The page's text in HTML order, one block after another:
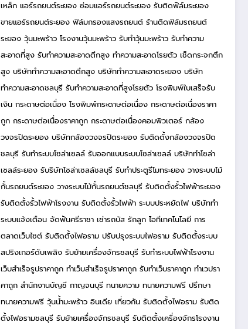
เหล็ก แอร์รถยนต์ระยอง ซ่อมแอร์รถยนต์ระยอง รับติดฟิล์มระยอง
ขายแอร์รถยนต์ระยอง ฟิล์มกรองแสงรถยนต์ ร้านติดฟิล์มรถยนต์
ระยอง วุ้นมะพร้าว โรงงานวุ้นมะพร้าว รับทำวุ้นมะพร้าว รับทำความ
สะอาดที่สูง รับทำความสะอาดตึกสูง ทำความสะอาดโรยตัว เช็ดกระจกตึก
สูง บริษัททำความสะอาดตึกสูง บริษัททำความสะอาดระยอง บริษัท
ทำความสะอาดชลบุรี รับทำความสะอาดที่สูงโรยตัว โรงพิมพ์ใบเสร็จรับ
เงิน กระดาษต่อเนื่อง โรงพิมพ์กระดาษต่อเนื่อง กระดาษต่อเนื่องราคา
ถูก กระดาษต่อเนื่องราคาถูก กระดาษต่อเนื่องคอมพิวเตอร์ กล้อง
วงจรปิดระยอง บริษัทกล้องวงจรปิดระยอง รับติดตั้งกล้องวงจรปิด
ชลบุรี รับทำระบบโซล่าเซลล์ รับออกแบบระบบโซล่าเซลล์ บริษัททำโซล่า
เซลล์ระยอง รับริษัทโซล่าเซลล์ชลบุรี รับทำประตูรีโมทระยอง วางระบบไม้
กั้นรถยนต์ระยอง วางระบบไม้กั้นรถยนต์ชลบุรี รับติดตั้งรั้วไฟฟ้าระยอง
รับติดตั้งรั้วไฟฟ้าโรงงาน รับติดตั้งรั้วไฟฟ้า ระบบประหยัดไฟ บริษัททำ
ระบบแจ้งเตือน จัดฟันศรีราชา เช่ารถบัส รักลูก ไอทีเทคโนโลยี การ
ตลาดเว็บไซต์ รับติดตั้งไฟอราม ปรับปรุงระบบไฟอราม รับติดตั้งระบบ
สปริงเกอร์ดับเพลิง รับย้ายเครื่องจักรชลบุรี รับทำระบบไฟฟ้าโรงงาน
เว็บสำเร็จรูปราคาถูก ทำเว็บสำเร็จรูปราคาถูก รับทำเว็บราคาถูก ทำเวปรา
คาถูก สำนักงานบัญชี กาญจนบุรี ทนายความ ทนายความฟรี ปรึกษา
ทนายความฟรี วุ้นน้ำมะพร้าวอินเดียเที่ยวกันรับติดตั้งไฟอรามรับติด
ตั้งไฟอรามชลบุรีรับย้ายเครื่องจักรชลบุรีรับติดตั้งเครื่องจักรโรงงาน